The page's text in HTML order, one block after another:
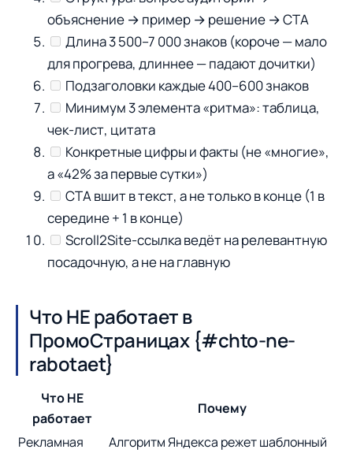
объяснение → пример → решение → CTA
Длина 3 500–7 000 знаков (короче — мало
для прогрева, длиннее — падают дочитки)
Подзаголовки каждые 400–600 знаков
Минимум 3 элемента «ритма»: таблица,
чек-лист, цитата
Конкретные цифры и факты (не «многие»,
а «42% за первые сутки»)
CTA вшит в текст, а не только в конце (1 в
середине + 1 в конце)
Scroll2Site-ссылка ведёт на релевантную
посадочную, а не на главную
Что НЕ работает в
ПромоСтраницах {#chto-ne-
rabotaet}
Что НЕ
работает
Почему
Рекламная
Алгоритм Яндекса режет шаблонный